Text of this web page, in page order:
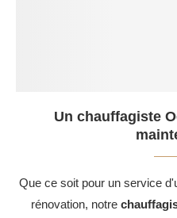
Un chauffagiste
Que ce soit pour un service
rénovation, notre